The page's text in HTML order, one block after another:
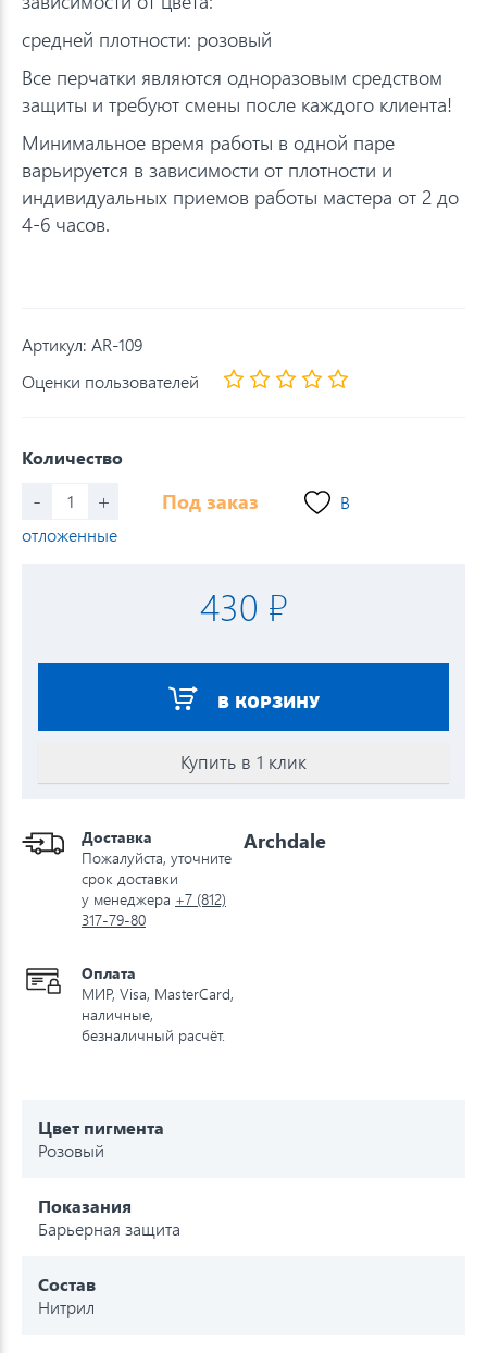
средней плотности: розовый
Все перчатки являются одноразовым средством
защиты и требуют смены после каждого клиента!
Минимальное время работы в одной паре
варьируется в зависимости от плотности и
индивидуальных приемов работы мастера от 2 до
4-6 часов.
Артикул: AR-109
Оценки пользователей
Количество
- + Под заказ
В
отложенные
430 ₽
В КОРЗИНУ
Купить в 1 клик
Доставка
Пожалуйста, уточните
срок доставки
у менеджера +7 (812)
317-79-80
Оплата
МИР, Visa, MasterCard,
наличные,
безналичный расчёт.
Archdale
Цвет пигмента
Розовый
Показания
Барьерная защита
Состав
Нитрил